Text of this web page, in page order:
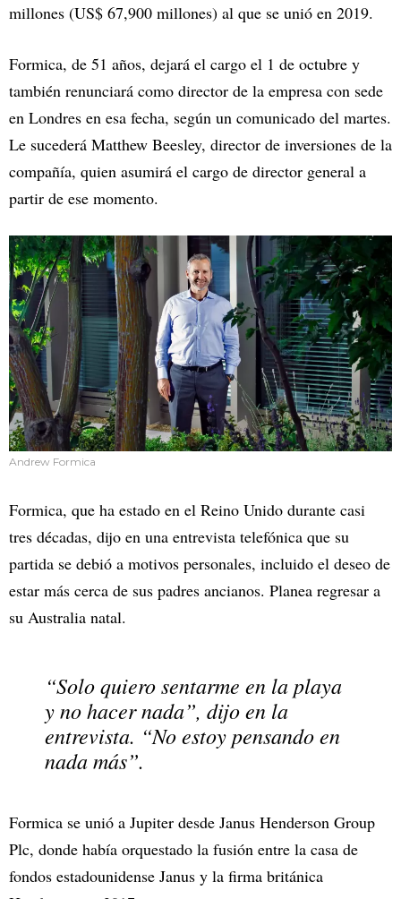
millones (US$ 67,900 millones) al que se unió en 2019.
Formica, de 51 años, dejará el cargo el 1 de octubre y
también renunciará como director de la empresa con sede
en Londres en esa fecha, según un comunicado del martes.
Le sucederá Matthew Beesley, director de inversiones de la
compañía, quien asumirá el cargo de director general a
partir de ese momento.
Andrew Formica
Formica, que ha estado en el Reino Unido durante casi
tres décadas, dijo en una entrevista telefónica que su
partida se debió a motivos personales, incluido el deseo de
estar más cerca de sus padres ancianos. Planea regresar a
su Australia natal.
“Solo quiero sentarme en la playa
y no hacer nada”, dijo en la
entrevista. “No estoy pensando en
nada más”.
Formica se unió a Jupiter desde Janus Henderson Group
Plc, donde había orquestado la fusión entre la casa de
fondos estadounidense Janus y la firma británica